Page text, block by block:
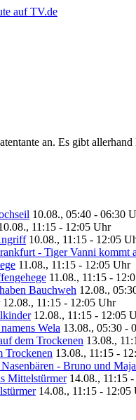
an. Es gibt
10.08., 05:40 - 06:30
11:15 - 12:05 Uhr
10.08., 11:15 - 12:05
- Tiger Vanni kommt
11.08., 11:15 - 12:05 Uhr
11.08., 11:15 -
Bauchweh 12.08.,
12.08., 11:15 - 12:05 Uhr
12.08., 11:15 - 12:05
Wela 13.08., 05:30 -
dem Trockenen 13.08.,
Trockenen 13.08., 11:15 -
- Bruno und
Mittelstürmer 14.08., 11:15
14.08., 11:15 - 12:05